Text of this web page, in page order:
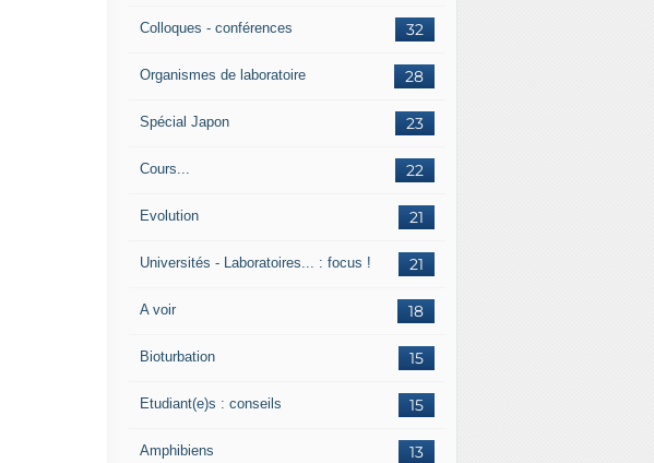
32
Colloques - conférences
28
Organismes de laboratoire
23
Spécial Japon
22
Cours...
21
Evolution
21
Universités - Laboratoires... : focus !
18
A voir
15
Bioturbation
15
Etudiant(e)s : conseils
13
Amphibiens